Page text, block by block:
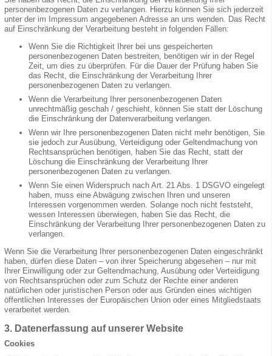
personenbezogenen Daten zu verlangen. Hierzu können Sie sich jederzeit
unter der im Impressum angegebenen Adresse an uns wenden. Das Recht
auf Einschränkung der Verarbeitung besteht in folgenden Fällen:
Wenn Sie die Richtigkeit Ihrer bei uns gespeicherten
personenbezogenen Daten bestreiten, benötigen wir in der Regel
Zeit, um dies zu überprüfen. Für die Dauer der Prüfung haben Sie
das Recht, die Einschränkung der Verarbeitung Ihrer
personenbezogenen Daten zu verlangen.
Wenn die Verarbeitung Ihrer personenbezogenen Daten
unrechtmäßig geschah / geschieht, können Sie statt der Löschung
die Einschränkung der Datenverarbeitung verlangen.
Wenn wir Ihre personenbezogenen Daten nicht mehr benötigen, Sie
sie jedoch zur Ausübung, Verteidigung oder Geltendmachung von
Rechtsansprüchen benötigen, haben Sie das Recht, statt der
Löschung die Einschränkung der Verarbeitung Ihrer
personenbezogenen Daten zu verlangen.
Wenn Sie einen Widerspruch nach Art. 21 Abs. 1 DSGVO eingelegt
haben, muss eine Abwägung zwischen Ihren und unseren
Interessen vorgenommen werden. Solange noch nicht feststeht,
wessen Interessen überwiegen, haben Sie das Recht, die
Einschränkung der Verarbeitung Ihrer personenbezogenen Daten zu
verlangen.
Wenn Sie die Verarbeitung Ihrer personenbezogenen Daten eingeschränkt
haben, dürfen diese Daten – von ihrer Speicherung abgesehen – nur mit
Ihrer Einwilligung oder zur Geltendmachung, Ausübung oder Verteidigung
von Rechtsansprüchen oder zum Schutz der Rechte einer anderen
natürlichen oder juristischen Person oder aus Gründen eines wichtigen
öffentlichen Interesses der Europäischen Union oder eines Mitgliedstaats
verarbeitet werden.
3. Datenerfassung auf unserer Website
Cookies